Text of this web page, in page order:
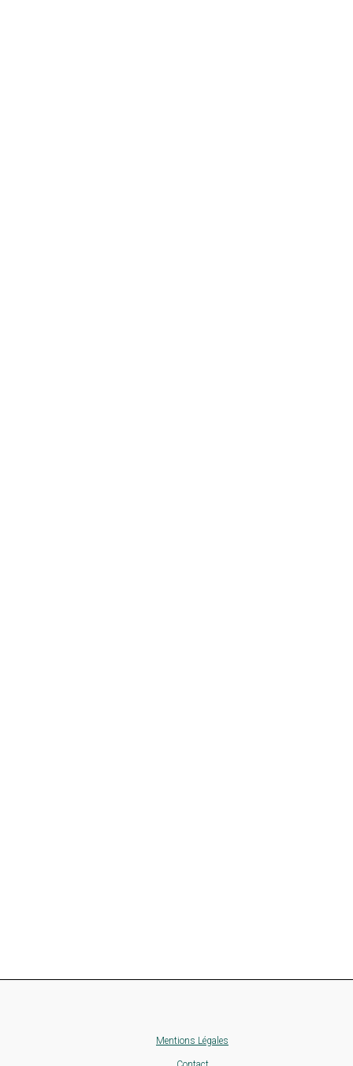
Mentions Légales